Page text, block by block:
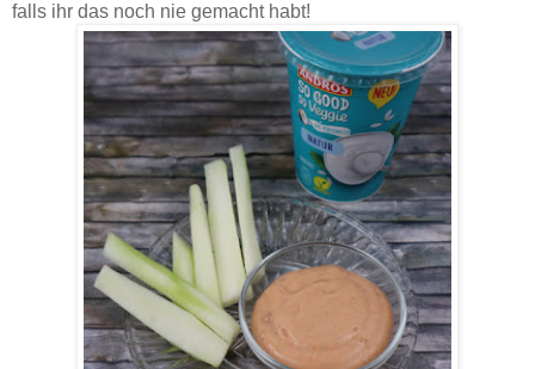
falls ihr das noch nie gemacht habt!